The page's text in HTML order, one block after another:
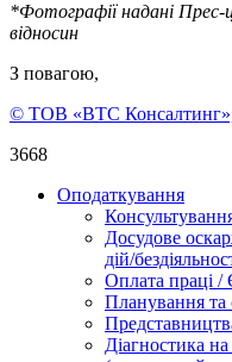
*Фотографіїнадані
відносин
З повагою,
© ТОВ «ВТС
3668
Оподаткування
Досудове
дій/
Оплата праці
Планування та
Діагностика